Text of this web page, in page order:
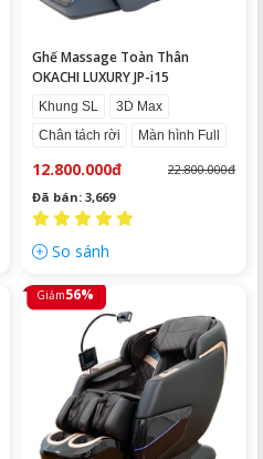
Ghế Massage Toàn Thân
OKACHI LUXURY JP-i15
Khung SL
3D Max
Chân tách rời
Màn hình Full
12.800.000đ
22.800.000đ
Đã bán: 3,669
So sánh
Giảm56%